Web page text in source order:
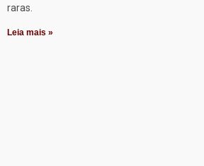
raras.
Leia mais »